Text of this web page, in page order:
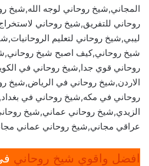
المجاني,شيخ روحاني لوجه الله,شيخ
روحاني للتفريق,شيخ روحاني
ليبي,شيخ روحاني لتعليم
شيخ روحاني,كيف اصبح شيخ
روحاني قوي جدا,شيخ روحاني في
الاردن,شيخ روحاني في الرياض,شيخ
روحاني في مكه,شيخ روحاني في
الزيدي,شيخ روحاني عماني,شيخ
عراقي مجاني,شيخ روحاني عماني
افضل واقوي شيخ روحاني